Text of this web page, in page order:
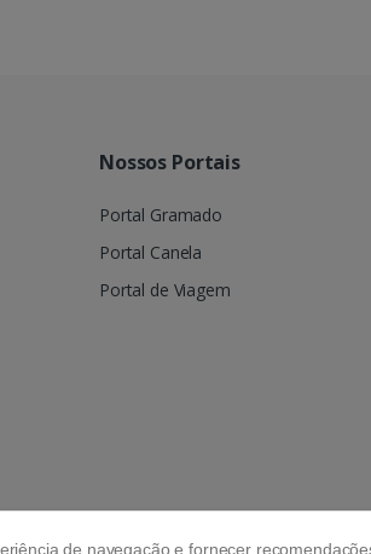
Nossos Portais
Portal Gramado
Portal Canela
Portal de Viagem
de navegação e fornecer